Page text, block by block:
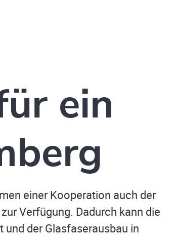
ein
einer Kooperation auch der
Verfügung. Dadurch kann die
der Glasfaserausbau in